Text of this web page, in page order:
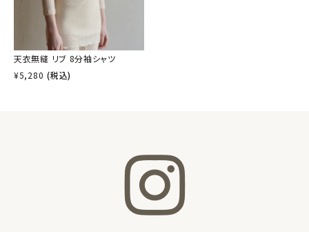
天衣無縫 リブ 8分袖シャツ
¥5,280 (税込)